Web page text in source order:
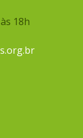
18h